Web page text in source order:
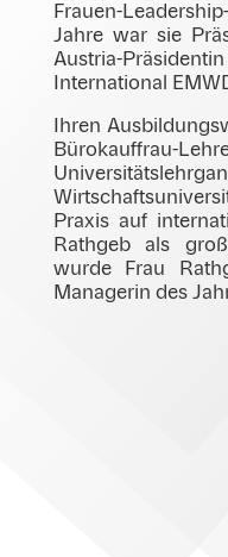
Frauen-
Jahre war sie
Austria-
International
Ihren
Praxis auf
Rathgeb als
wurde Frau
Managerin des